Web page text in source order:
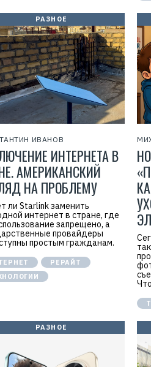
РАЗНОЕ
ИВАНОВ
ИНТЕРНЕТА В
АМЕРИКАНСКИЙ
НА ПРОБЛЕМУ
ли Starlink заменить
интернет в стране, где
запрещено, а
провайдеры
простым гражданам.
РЕРАЙТ
РАЗНОЕ
к
л
а
м
а
.
E
r
i
d
=
2
V
f
M
к